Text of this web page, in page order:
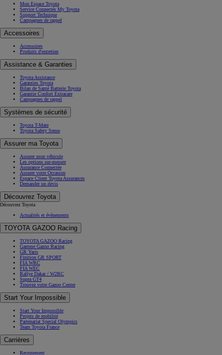
Mon Espace Toyota
Service Connectés My Toyota
Support Technique
Campagnes de rappel
Accessoires
Accessoires
Produits d'entretien
Assistance & Garanties
Toyota Assistance
Garanties Toyota
Bilan de Santé Batterie Toyota
Garantie Confort Extracare
Campagnes de rappel
Systèmes de sécurité
Toyota T-Mate
Toyota Safety Sense
Assurer ma Toyota
Assurer mon véhicule
Les options sur-mesure
Assurance Connectée
Assurer votre Occasion
Espace Client Toyota Assurances
Demander un devis
Découvrez Toyota
Découvrez Toyota
Actualités et évènements
TOYOTA GAZOO Racing
TOYOTA GAZOO Racing
Gamme Gazoo Racing
GR Yaris
Finition GR SPORT
FIA WRC
FIA WEC
Rallye Dakar / W2RC
Supra GT4
Trouvez votre Gazoo Center
Start Your Impossible
Start Your Impossible
Projets de mobilité
Partenariat Special Olympics
Team Toyota France
Carrières
Recrutement